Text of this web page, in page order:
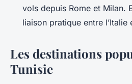
vols depuis Rome et Milan.
liaison pratique entre l’Italie
Les destinations
Tunisie